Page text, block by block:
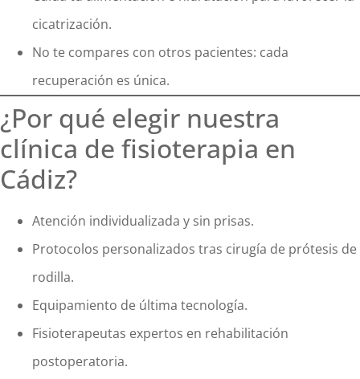
cicatrización.
No te compares con otros pacientes: cada
recuperación es única.
¿Por qué elegir nuestra
clínica de fisioterapia en
Cádiz?
Atención individualizada y sin prisas.
Protocolos personalizados tras cirugía de prótesis de
rodilla.
Equipamiento de última tecnología.
Fisioterapeutas expertos en rehabilitación
postoperatoria.